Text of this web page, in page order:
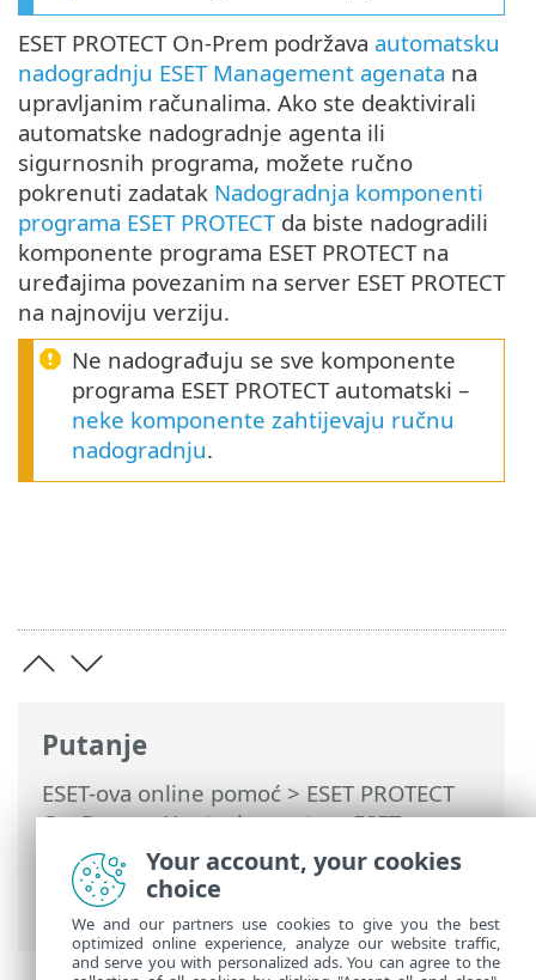
Putanje
ESET-ova online pomoć > ESET PROTECT
On-Prem>Upotreba sustava ESET
PROTECT On-Prem>Automatske
nadogradnje> Nadogradi ESET PROTECT
On-Prem
ESET PROTECT On-Prem podržava automatsku
nadogradnju ESET Management agenata na
upravljanim računalima. Ako ste deaktivirali
automatske nadogradnje agenta ili
sigurnosnih programa, možete ručno
pokrenuti zadatak Nadogradnja komponenti
programa ESET PROTECTda biste nadogradili
komponente programa ESET PROTECT na
uređajima povezanim na server ESET PROTECT
na najnoviju verziju.
Ne nadograđuju se sve komponente
programa ESET PROTECT automatski –
neke komponente zahtijevaju ručnu
nadogradnju.
Your account, your cookies
choice
We and our partners use cookies to give you the best
optimized online experience, analyze our website traffic,
and serve you with personalized ads. You can agree to the